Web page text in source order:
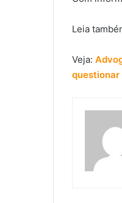
Leia
Veja:
questionar